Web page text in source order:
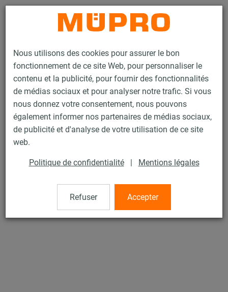
Nous utilisons des cookies pour assurer le bon
fonctionnement de ce site Web, pour personnaliser le
contenu et la publicité, pour fournir des fonctionnalités
de médias sociaux et pour analyser notre trafic. Si vous
nous donnez votre consentement, nous pouvons
également informer nos partenaires de médias sociaux,
de publicité et d'analyse de votre utilisation de ce site
web.
Politique de confidentialité | Mentions légales
Refuser Accepter
Contact
Produits Technique de fixation
Fixation de sprinklers
Chevilles pour la fixation de sprinklers
Cheville pour dalle alvéolaire
Cheville pour dalle alvéolaire
Cheville pour dalle alvéolaire, M10 x 40 mm, zinguée